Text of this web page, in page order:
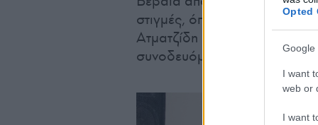
Opted
Google
I want
web or
I want
στιγμές, όπως η έκπληξη που
Ατματζίδη (μέλος του
συνοδευόμενα από μια άκρως